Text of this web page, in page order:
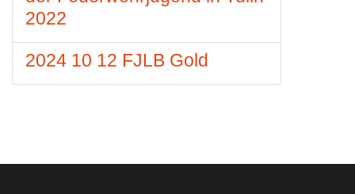
2022
2024 10 12 FJLB Gold